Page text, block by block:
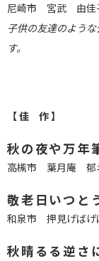
尼崎市 宮武 由佳
子供の友達のよう
す。
【 佳 作 】
秋の夜や万年
高槻市 葉月庵 郁
敬老日いつと
和泉市 押見げばげ
秋晴るる逆さ